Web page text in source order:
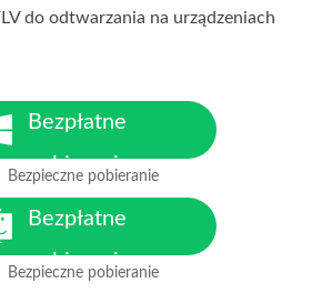
do odtwarzania na urządzeniach
Bezpłatne
pobieranie
Dla Windows 7 lub nowszego
Bezpieczne pobieranie
Bezpłatne
pobieranie
Dla MacOS 10.7 lub nowszego
Bezpieczne pobieranie